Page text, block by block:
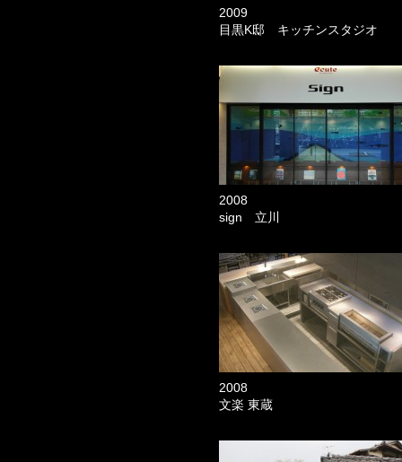
2009
目黒K邸 キッチンスタジオ
2008
sign 立川
2008
文楽 東蔵